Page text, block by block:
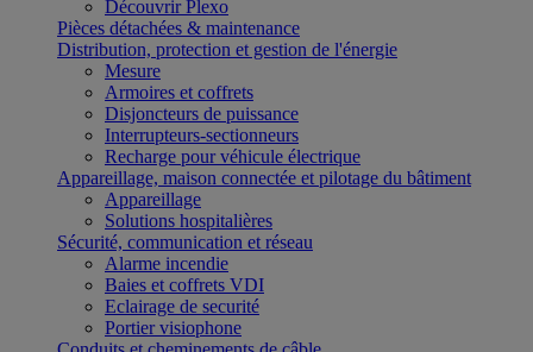
Découvrir Plexo
Pièces détachées & maintenance
Distribution, protection et gestion de l'énergie
Mesure
Armoires et coffrets
Disjoncteurs de puissance
Interrupteurs-sectionneurs
Recharge pour véhicule électrique
Appareillage, maison connectée et pilotage du bâtiment
Appareillage
Solutions hospitalières
Sécurité, communication et réseau
Alarme incendie
Baies et coffrets VDI
Eclairage de securité
Portier visiophone